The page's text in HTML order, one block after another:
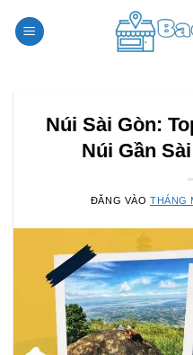
qua
Núi Sài Gòn:
Núi Gần
ĐĂNG VÀO THÁNG